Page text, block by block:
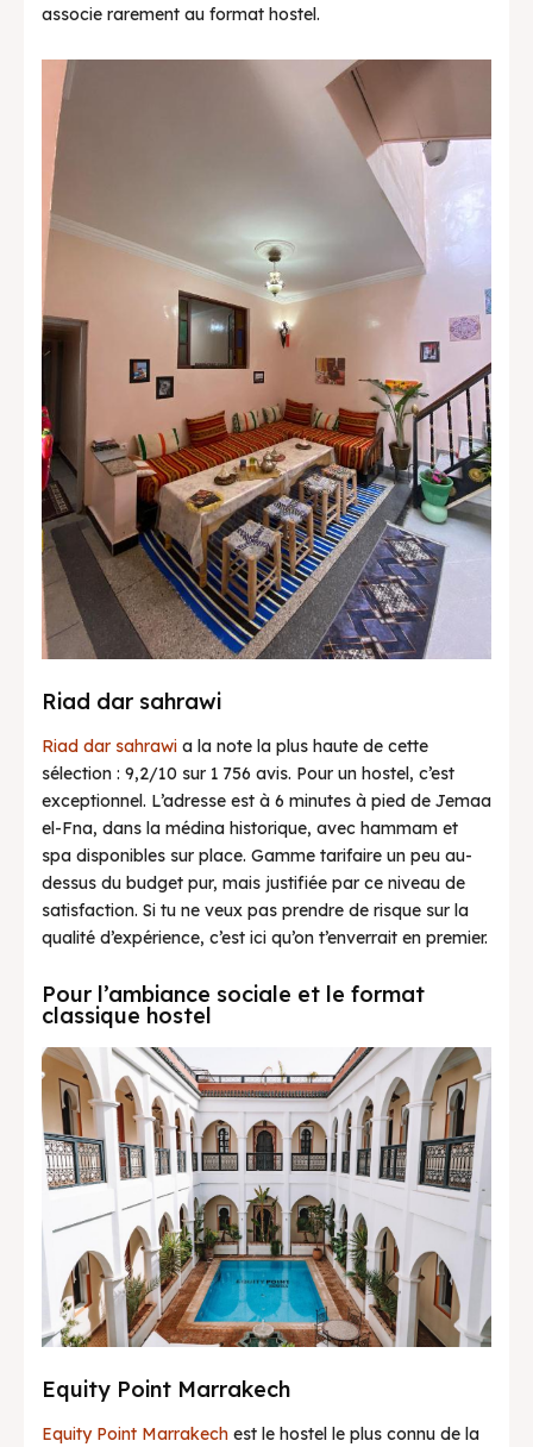
associe rarement au format hostel.
Riad dar sahrawi
Riad dar sahrawi a la note la plus haute de cette
sélection : 9,2/10 sur 1 756 avis. Pour un hostel, c’est
exceptionnel. L’adresse est à 6 minutes à pied de Jemaa
el-Fna, dans la médina historique, avec hammam et
spa disponibles sur place. Gamme tarifaire un peu au-
dessus du budget pur, mais justifiée par ce niveau de
satisfaction. Si tu ne veux pas prendre de risque sur la
qualité d’expérience, c’est ici qu’on t’enverrait en premier.
Pour l’ambiance sociale et le format
classique hostel
Equity Point Marrakech
Equity Point Marrakech est le hostel le plus connu de la